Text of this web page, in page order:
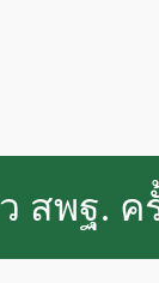
สพฐ. ค